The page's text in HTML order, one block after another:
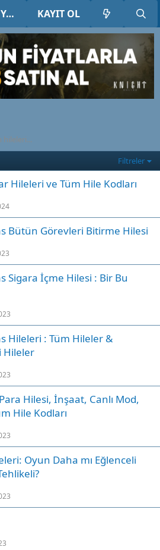
GIRIŞ YAP KAYIT OL
hileleri...
Filtreler
Hileleri ve Tüm Hile Kodları
Bütün Görevleri Bitirme Hilesi
Sigara İçme Hilesi : Bir Bu
Hileleri : Tüm Hileler &
Hileler
Hilesi, İnşaat, Canlı Mod,
Hile Kodları
Oyun Daha mı Eğlenceli